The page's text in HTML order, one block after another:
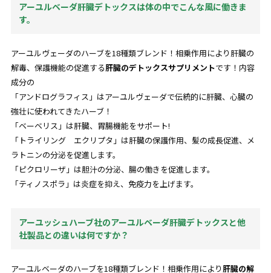
アーユルベーダ肝臓デトックスは体の中でこんな風に働きま
す。
アーユルヴェーダのハーブを18種類ブレンド！相乗作用により肝臓の
解毒、保護機能の促進する肝臓のデトックスサプリメントです！内容
成分の
「アンドログラフィス」はアーユルヴェーダで伝統的に肝臓、心臓の
強壮に使われてきたハーブ！
「ベーベリス」は肝臓、胃腸機能をサポート!
「トライリング エクリプタ」は肝臓の保護作用、髪の成長促進、メ
ラトニンの分泌を促進します。
「ピクロリーザ」は胆汁の分泌、腸の働きを促進します。
「ティノスポラ」は炎症を抑え、免疫力を上げます。
アーユッシュハーブ社のアーユルベーダ肝臓デトックスと他
社製品との違いは何ですか？
アーユルベーダのハーブを18種類ブレンド！相乗作用により肝臓の解